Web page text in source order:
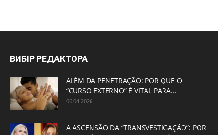
ВИБІР РЕДАКТОРА
ALÉM DA PENETRAÇÃO: POR QUE O
“CURSO EXTERNO” É VITAL PARA...
06.04.2026
A ASCENSÃO DA “TRANSVESTIGAÇÃO”: POR